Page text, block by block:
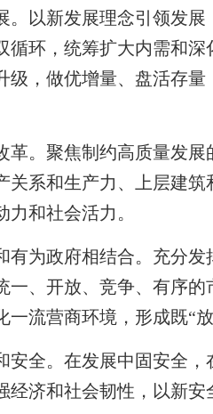
新发展理念引领发展
循环，统筹扩大内需和
级，做优增量、盘活存
聚焦制约高质量发展
关系和生产力、上层建
和社会活力。
政府相结合。充分发
一、开放、竞争、有序
一流营商环境，形成既“
。在发展中固安全，
经济和社会韧性，以新